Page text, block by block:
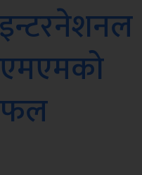
इन्टरनेशनल